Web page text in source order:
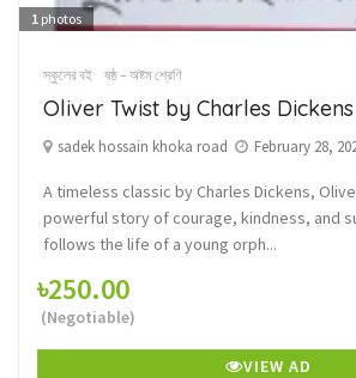
1 photos
স্কুলের বই ষষ্ঠ – অষ্টম শ্রেণি
Oliver Twist by Charles Dickens
sadek hossain khoka road February 28,
A timeless classic by Charles Dickens,
powerful story of courage, kindness, and
follows the life of a young orph...
৳250.00
(Negotiable)
VIEW AD